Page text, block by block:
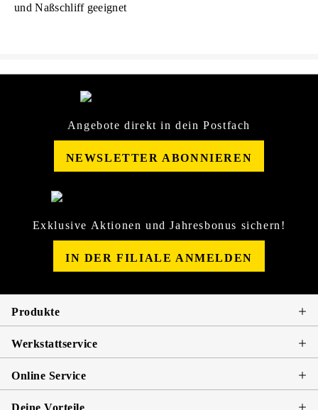
und Naßschliff geeignet
Angebote direkt in dein Postfach
NEWSLETTER ABONNIEREN
Exklusive Aktionen und Jahresbonus sichern!
IN DER FILIALE ANMELDEN
Produkte
Werkstattservice
Online Service
Deine Vorteile